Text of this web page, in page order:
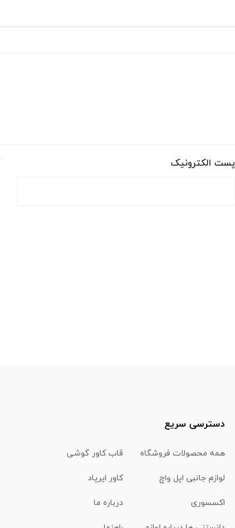
پست الکترونیک
دسترسی سریع
همه محصولات فروشگاه قاب کاور گوشی
لوازم جانبی اپل واچ کاور ایرپاد
اکسسوری درباره ما